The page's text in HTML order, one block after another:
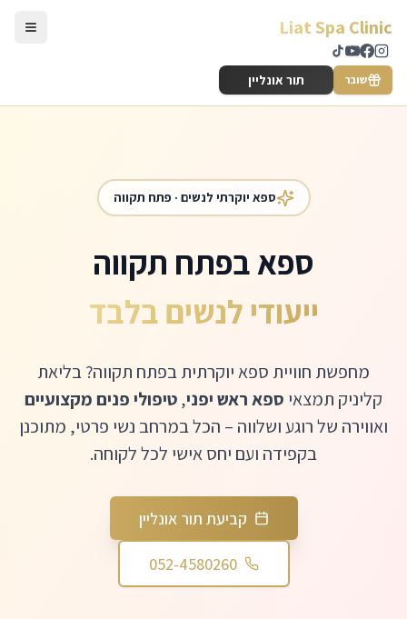
Liat Spa Clinic
שובר תור אונליין
ספא יוקרתי לנשים · פתח תקווה
ספא בפתח תקווה
ייעודי לנשים בלבד
מחפשת חוויית ספא יוקרתית בפתח תקווה? בליאת
קליניק תמצאי ספא ראש יפני,טיפולי פנים מקצועיים
ואווירה של רוגע ושלווה – הכל במרחב נשי פרטי, מתוכנן
בקפידה ועם יחס אישי לכל לקוחה.
קביעת תור אונליין
052-4580260